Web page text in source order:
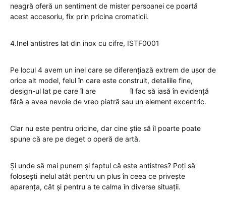
neagră oferă un sentiment de mister persoanei ce poartă
acest accesoriu, fix prin pricina cromaticii.
4.Inel antistres lat din inox cu cifre, ISTF0001
Pe locul 4 avem un inel care se diferențiază extrem de ușor de
orice alt model, felul în care este construit, detaliile fine,
design-ul lat pe care îl are îl fac să iasă în evidență
fără a avea nevoie de vreo piatră sau un element excentric.
Clar nu este pentru oricine, dar cine știe să îl poarte poate
spune că are pe deget o operă de artă.
Și unde să mai punem și faptul că este antistres? Poți să
folosești inelul atât pentru un plus în ceea ce privește
aparența, cât și pentru a te calma în diverse situații.